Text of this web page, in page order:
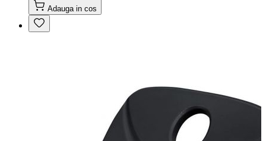
Adauga in cos